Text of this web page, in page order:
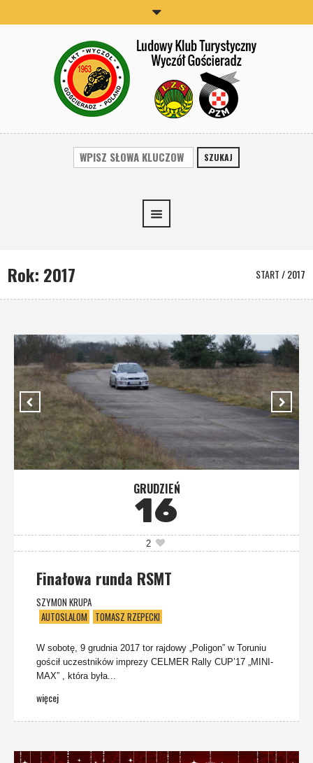
SZUKAJ
Rok: 2017 START/2017
GRUDZIEŃ
16
2
Finałowa runda RSMT
SZYMON KRUPA
AUTOSLALOM
TOMASZ RZEPECKI
W sobotę, 9 grudnia 2017 tor rajdowy „Poligon” w Toruniu
gościł uczestników imprezy CELMER Rally CUP’17 „MINI-
MAX” , która była...
więcej